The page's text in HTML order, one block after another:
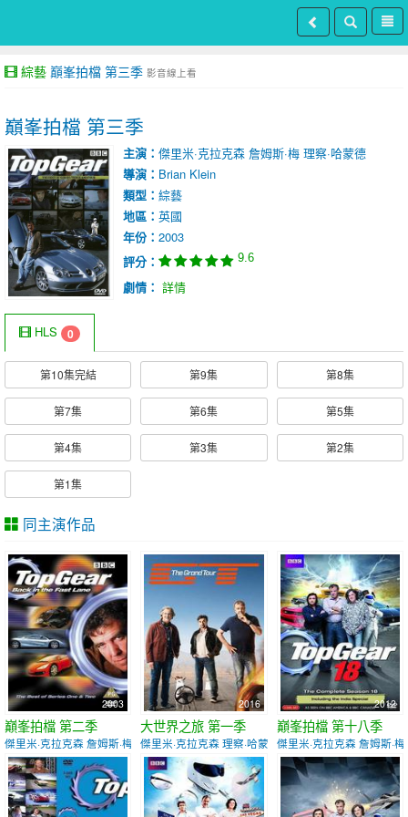
綜藝 巔峯拍檔 第三季 影音線上看
巔峯拍檔 第三季
主演： 傑里米·克拉克森 詹姆斯·梅 理察·哈蒙德
導演： Brian Klein
類型： 綜藝
地區： 英國
年份： 2003
評分：
9.6
劇情： 詳情
HLS 0
第10集完結 第9集 第8集
第7集 第6集 第5集
第4集 第3集 第2集
第1集
同主演作品
2003
巔峯拍檔 第二季
傑里米·克拉克森 詹姆斯·梅
2016
大世界之旅 第一季
傑里米·克拉克森 理察·哈蒙德
2012
巔峯拍檔 第十八季
傑里米·克拉克森 詹姆斯·梅